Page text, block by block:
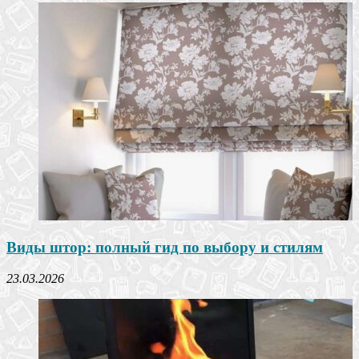
Виды штор: полный гид по выбору и стилям
23.03.2026